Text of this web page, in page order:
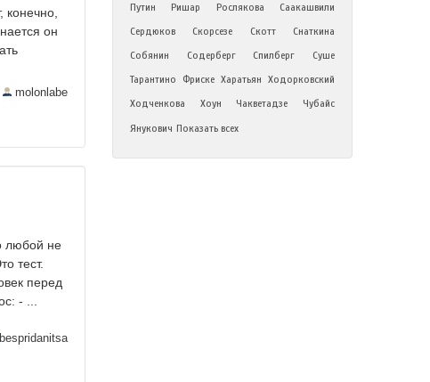
конечно,
он
molonlabe
любой не
тест.
перед
- ...
bespridanitsa
Путин
Ришар Рослякова
Саакашвили
Сердюков
Скорсезе Скотт
Снаткина
Собянин
Содерберг Спилберг
Суше
Тарантино
Фриске Харатьян Ходорковский
Ходченкова
Хоун Чакветадзе
Чубайс
Янукович Показать всех